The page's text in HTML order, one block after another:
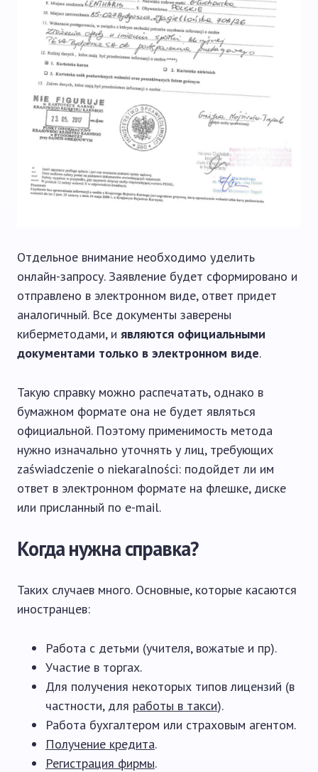
Отдельное внимание необходимо уделить
онлайн-запросу. Заявление будет сформировано и
отправлено в электронном виде, ответ придет
аналогичный. Все документы заверены
киберметодами, и являются официальными
документами только в электронном виде.
Такую справку можно распечатать, однако в
бумажном формате она не будет являться
официальной. Поэтому применимость метода
нужно изначально уточнять у лиц, требующих
zaświadczenie o niekaralności: подойдет ли им
ответ в электронном формате на флешке, диске
или присланный по e-mail.
Когда нужна справка?
Таких случаев много. Основные, которые касаются
иностранцев:
Работа с детьми (учителя, вожатые и пр).
Участие в торгах.
Для получения некоторых типов лицензий (в
частности, для работы в такси).
Работа бухгалтером или страховым агентом.
Получение кредита.
Регистрация фирмы.